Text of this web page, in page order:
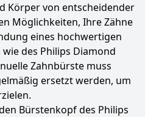
Körper von entscheidender
Möglichkeiten, Ihre Zähne
eines hochwertigen
des Philips Diamond
Zahnbürste muss
ersetzt werden, um
Bürstenkopf des Philips